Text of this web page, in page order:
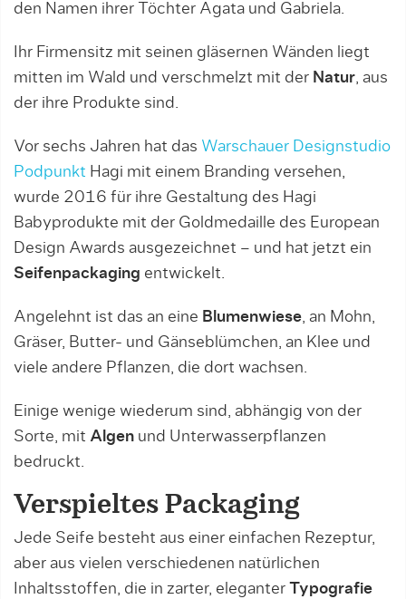
den Namen ihrer Töchter Agata und Gabriela.
Ihr Firmensitz mit seinen gläsernen Wänden liegt
mitten im Wald und verschmelzt mit der Natur, aus
der ihre Produkte sind.
Vor sechs Jahren hat das Warschauer Designstudio
Podpunkt Hagi mit einem Branding versehen,
wurde 2016 für ihre Gestaltung des Hagi
Babyprodukte mit der Goldmedaille des European
Design Awards ausgezeichnet – und hat jetzt ein
Seifenpackaging entwickelt.
Angelehnt ist das an eine Blumenwiese, an Mohn,
Gräser, Butter- und Gänseblümchen, an Klee und
viele andere Pflanzen, die dort wachsen.
Einige wenige wiederum sind, abhängig von der
Sorte, mit Algen und Unterwasserpflanzen
bedruckt.
Verspieltes Packaging
Jede Seife besteht aus einer einfachen Rezeptur,
aber aus vielen verschiedenen natürlichen
Inhaltsstoffen, die in zarter, eleganter Typografie